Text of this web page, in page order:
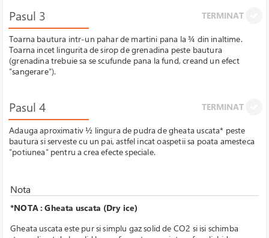
Pasul 3 TERMINAT
Toarna bautura intr-un pahar de martini pana la ¾ din inaltime.
Toarna incet lingurita de sirop de grenadina peste bautura
(grenadina trebuie sa se scufunde pana la fund, creand un efect
"sangerare").
Pasul 4 TERMINAT
Adauga aproximativ ½ lingura de pudra de gheata uscata* peste
bautura si serveste cu un pai, astfel incat oaspetii sa poata amesteca
"potiunea" pentru a crea efecte speciale.
Nota
*NOTA : Gheata uscata (Dry ice)
Gheata uscata este pur si simplu gaz solid de CO2 si isi schimba